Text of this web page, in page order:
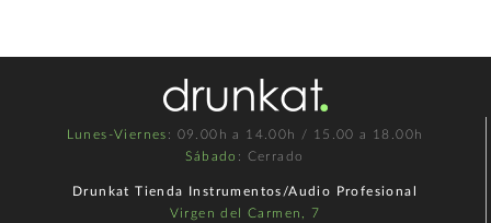
Lunes-Viernes : 09.00h a 14.00h / 15.00 a 18.00h
Sábado : Cerrado
Drunkat Tienda Instrumentos/Audio Profesional
Virgen del Carmen, 7